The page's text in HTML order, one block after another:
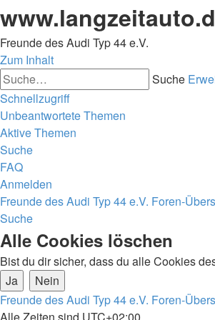
Freunde des Audi Typ 44 e.V.
Zum Inhalt
Suche
Schnellzugriff
Unbeantwortete Themen
Aktive Themen
Suche
FAQ
Anmelden
Freunde des Audi Typ 44 e.V. Foren-
Suche
Alle Cookies löschen
Bist du dir sicher, dass du alle Cookies
Freunde des Audi Typ 44 e.V. Foren-